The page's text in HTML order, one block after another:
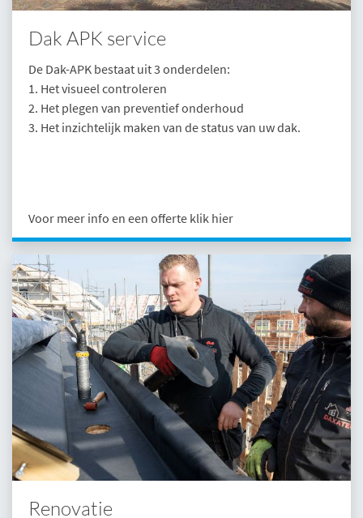
Dak APK service
De Dak-APK bestaat uit 3 onderdelen:
1. Het visueel controleren
2. Het plegen van preventief onderhoud
3. Het inzichtelijk maken van de status van uw dak.
Voor meer info en een offerte klik hier
Renovatie